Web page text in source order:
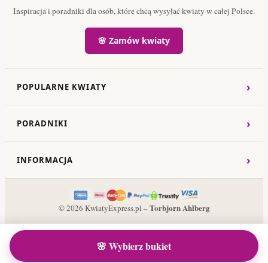
Inspiracja i poradniki dla osób, które chcą wysyłać kwiaty w całej Polsce.
🌸 Zamów kwiaty
POPULARNE KWIATY ›
PORADNIKI ›
INFORMACJA ›
© 2026 KwiatyExpress.pl –Torbjorn Ahlberg
🌸 Wybierz bukiet